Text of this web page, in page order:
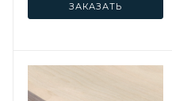
ЗАКАЗАТЬ